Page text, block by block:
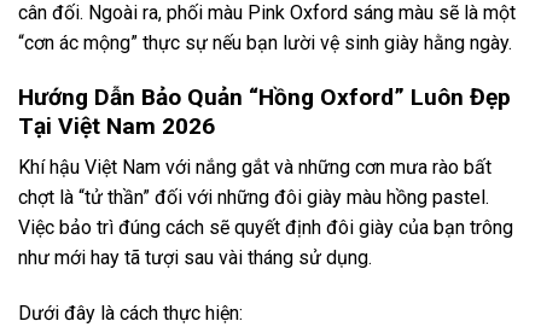
cân đối. Ngoài ra, phối màu Pink Oxford sáng màu sẽ là một
“cơn ác mộng” thực sự nếu bạn lười vệ sinh giày hằng ngày.
Hướng Dẫn Bảo Quản “Hồng Oxford” Luôn Đẹp
Tại Việt Nam 2026
Khí hậu Việt Nam với nắng gắt và những cơn mưa rào bất
chợt là “tử thần” đối với những đôi giày màu hồng pastel.
Việc bảo trì đúng cách sẽ quyết định đôi giày của bạn trông
như mới hay tã tượi sau vài tháng sử dụng.
Dưới đây là cách thực hiện: